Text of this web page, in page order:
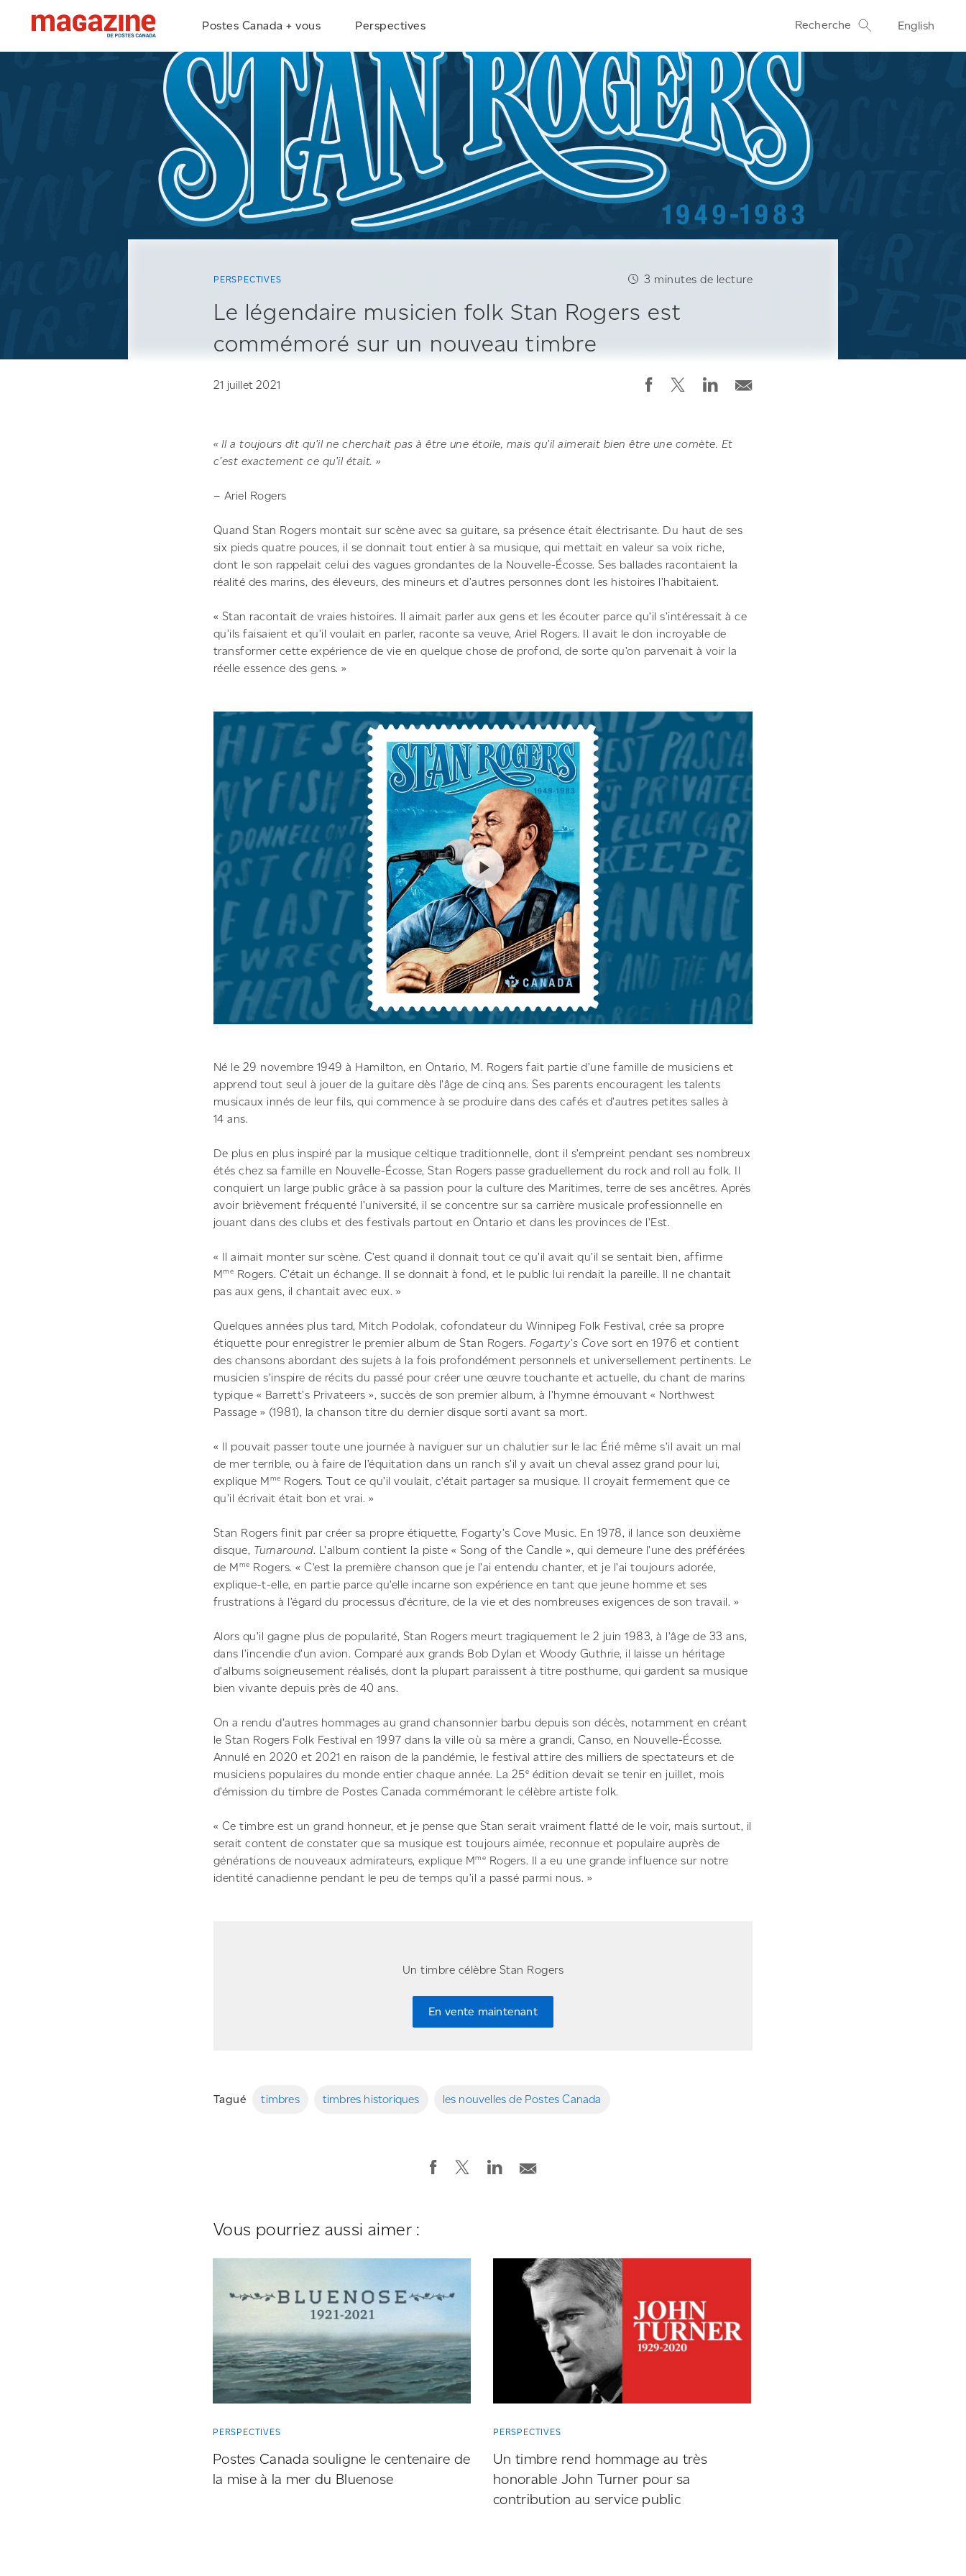
Postes Canada + vous Perspectives Recherche English
PERSPECTIVES
Le légendaire musicien folk Stan Rogers est
commémoré sur un nouveau timbre
21 juillet 2021
3 minutes de lecture
« Il a toujours dit qu’il ne cherchait pas à être une étoile, mais qu’il aimerait bien être une comète. Et
c’est exactement ce qu’il était. »
– Ariel Rogers
Quand Stan Rogers montait sur scène avec sa guitare, sa présence était électrisante. Du haut de ses
six pieds quatre pouces, il se donnait tout entier à sa musique, qui mettait en valeur sa voix riche,
dont le son rappelait celui des vagues grondantes de la Nouvelle-Écosse. Ses ballades racontaient la
réalité des marins, des éleveurs, des mineurs et d’autres personnes dont les histoires l’habitaient.
« Stan racontait de vraies histoires. Il aimait parler aux gens et les écouter parce qu’il s’intéressait à ce
qu’ils faisaient et qu’il voulait en parler, raconte sa veuve, Ariel Rogers. Il avait le don incroyable de
transformer cette expérience de vie en quelque chose de profond, de sorte qu’on parvenait à voir la
réelle essence des gens. »
Né le 29 novembre 1949 à Hamilton, en Ontario, M. Rogers fait partie d’une famille de musiciens et
apprend tout seul à jouer de la guitare dès l’âge de cinq ans. Ses parents encouragent les talents
musicaux innés de leur fils, qui commence à se produire dans des cafés et d’autres petites salles à
14 ans.
De plus en plus inspiré par la musique celtique traditionnelle, dont il s’empreint pendant ses nombreux
étés chez sa famille en Nouvelle-Écosse, Stan Rogers passe graduellement du rock and roll au folk. Il
conquiert un large public grâce à sa passion pour la culture des Maritimes, terre de ses ancêtres. Après
avoir brièvement fréquenté l’université, il se concentre sur sa carrière musicale professionnelle en
jouant dans des clubs et des festivals partout en Ontario et dans les provinces de l’Est.
« Il aimait monter sur scène. C’est quand il donnait tout ce qu’il avait qu’il se sentait bien, affirme
Mme Rogers. C’était un échange. Il se donnait à fond, et le public lui rendait la pareille. Il ne chantait
pas aux gens, il chantait avec eux. »
Quelques années plus tard, Mitch Podolak, cofondateur du Winnipeg Folk Festival, crée sa propre
étiquette pour enregistrer le premier album de Stan Rogers. Fogarty’s Cove sort en 1976 et contient
des chansons abordant des sujets à la fois profondément personnels et universellement pertinents. Le
musicien s’inspire de récits du passé pour créer une œuvre touchante et actuelle, du chant de marins
typique « Barrett’s Privateers », succès de son premier album, à l’hymne émouvant « Northwest
Passage » (1981), la chanson titre du dernier disque sorti avant sa mort.
« Il pouvait passer toute une journée à naviguer sur un chalutier sur le lac Érié même s’il avait un mal
de mer terrible, ou à faire de l’équitation dans un ranch s’il y avait un cheval assez grand pour lui,
explique Mme Rogers. Tout ce qu’il voulait, c’était partager sa musique. Il croyait fermement que ce
qu’il écrivait était bon et vrai. »
Stan Rogers finit par créer sa propre étiquette, Fogarty’s Cove Music. En 1978, il lance son deuxième
disque, Turnaround. L’album contient la piste « Song of the Candle », qui demeure l’une des préférées
de Mme Rogers. « C’est la première chanson que je l’ai entendu chanter, et je l’ai toujours adorée,
explique-t-elle, en partie parce qu’elle incarne son expérience en tant que jeune homme et ses
frustrations à l’égard du processus d’écriture, de la vie et des nombreuses exigences de son travail. »
Alors qu’il gagne plus de popularité, Stan Rogers meurt tragiquement le 2 juin 1983, à l’âge de 33 ans,
dans l’incendie d’un avion. Comparé aux grands Bob Dylan et Woody Guthrie, il laisse un héritage
d’albums soigneusement réalisés, dont la plupart paraissent à titre posthume, qui gardent sa musique
bien vivante depuis près de 40 ans.
On a rendu d’autres hommages au grand chansonnier barbu depuis son décès, notamment en créant
le Stan Rogers Folk Festival en 1997 dans la ville où sa mère a grandi, Canso, en Nouvelle-Écosse.
Annulé en 2020 et 2021 en raison de la pandémie, le festival attire des milliers de spectateurs et de
musiciens populaires du monde entier chaque année. La 25e édition devait se tenir en juillet, mois
d’émission du timbre de Postes Canada commémorant le célèbre artiste folk.
« Ce timbre est un grand honneur, et je pense que Stan serait vraiment flatté de le voir, mais surtout, il
serait content de constater que sa musique est toujours aimée, reconnue et populaire auprès de
générations de nouveaux admirateurs, explique Mme Rogers. Il a eu une grande influence sur notre
identité canadienne pendant le peu de temps qu’il a passé parmi nous. »
Un timbre célèbre Stan Rogers
En vente maintenant
Tagué timbres timbres historiques les nouvelles de Postes Canada
Vous pourriez aussi aimer :
PERSPECTIVES
Postes Canada souligne le centenaire de
la mise à la mer du Bluenose
PERSPECTIVES
Un timbre rend hommage au très
honorable John Turner pour sa
contribution au service public